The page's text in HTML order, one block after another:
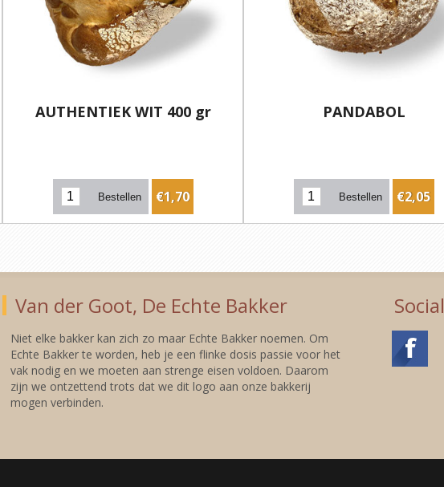
AUTHENTIEK WIT 400 gr
€1,70
PANDABOL
€2,05
Van der Goot, De Echte Bakker
Niet elke bakker kan zich zo maar Echte Bakker noemen. Om
Echte Bakker te worden, heb je een flinke dosis passie voor het
vak nodig en we moeten aan strenge eisen voldoen. Daarom
zijn we ontzettend trots dat we dit logo aan onze bakkerij
mogen verbinden.
Social